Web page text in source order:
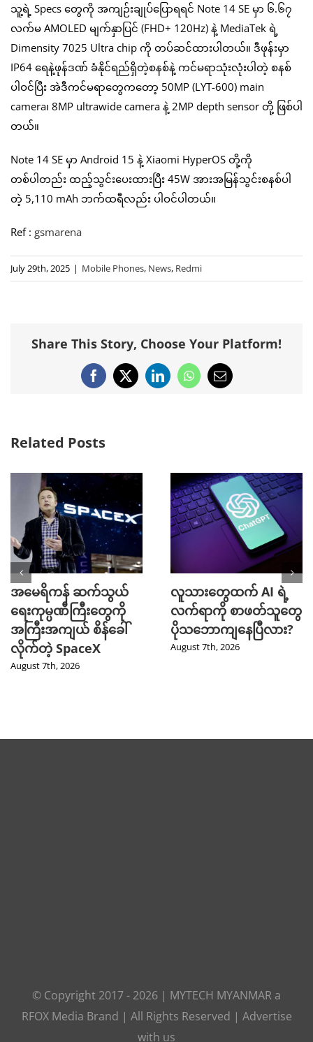
သူ့ရဲ့ Specs တွေကို အကျဉ်းချုပ်ပြောရရင် Note 14 SE မှာ ၆.၆၇
လက်မ AMOLED မျက်နှာပြင် (FHD+ 120Hz) နဲ့ MediaTek ရဲ့
Dimensity 7025 Ultra chip ကို တပ်ဆင်ထားပါတယ်။ ဒီဖုန်းမှာ
IP64 ရေနဲ့ဖုန်ဒဏ် ခံနိုင်ရည်ရှိတဲ့စနစ်နဲ့ ကင်မရာသုံးလုံးပါတဲ့ စနစ်
ပါဝင်ပြီး အဲဒီကင်မရာတွေကတော့ 50MP (LYT-600) main
camera၊ 8MP ultrawide camera နဲ့ 2MP depth sensor တို့ ဖြစ်ပါ
တယ်။
Note 14 SE မှာ Android 15 နဲ့ Xiaomi HyperOS တို့ကို
တစ်ပါတည်း ထည့်သွင်းပေးထားပြီး 45W အားအမြန်သွင်းစနစ်ပါ
တဲ့ 5,110 mAh ဘက်ထရီလည်း ပါဝင်ပါတယ်။
Ref : gsmarena
July 29th, 2025 | Mobile Phones, News, Redmi
Share This Story, Choose Your Platform!
Facebook
X LinkedInWhatsApp
Email
Related Posts
အမေရိကန် ဆက်သွယ်
ရေးကုမ္ပဏီကြီးတွေကို
အကြီးအကျယ် စိန်ခေါ်
လိုက်တဲ့ SpaceX
August 7th, 2026
လူသားတွေထက် AI ရဲ့
လက်ရာကို စာဖတ်သူတွေ
ပိုသဘောကျနေပြီလား?
August 7th, 2026
© Copyright 2017 - 2026 | MYTECH MYANMAR a
RFOX Media Brand | All Rights Reserved | Advertise
with us